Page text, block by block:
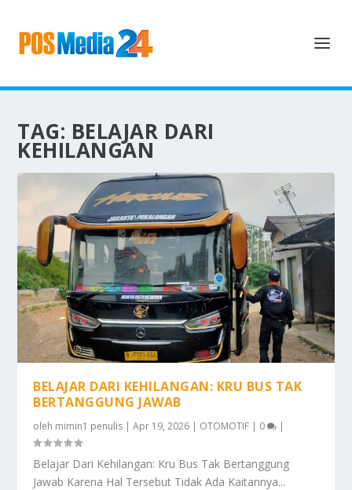
TAG: BELAJAR DARI
KEHILANGAN
BELAJAR DARI KEHILANGAN: KRU BUS TAK
BERTANGGUNG JAWAB
oleh mimin1 penulis |Apr 19, 2026 | OTOMOTIF | 0 |
Belajar Dari Kehilangan: Kru Bus Tak Bertanggung
Jawab Karena Hal Tersebut Tidak Ada Kaitannya...